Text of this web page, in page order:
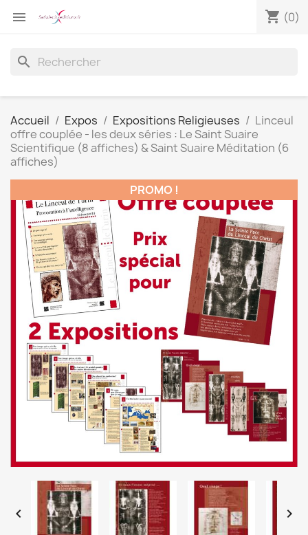
 shopping_cart (0)
search
Accueil Expos Expositions Religieuses
Linceul
offre couplée - les deux séries : Le Saint Suaire
Scientifique (8 affiches) & Saint Suaire Méditation (6
affiches)
PROMO !
 